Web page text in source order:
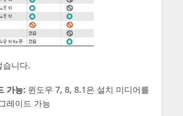
습니다.
가능:윈도우 7, 8, 8.1은 설치 미디어를
레이드 가능